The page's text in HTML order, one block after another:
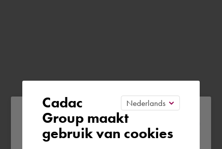
Please confirm your current
region
Cadac
Group maakt
gebruik van cookies